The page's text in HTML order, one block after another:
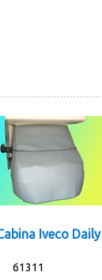
Iveco
61311